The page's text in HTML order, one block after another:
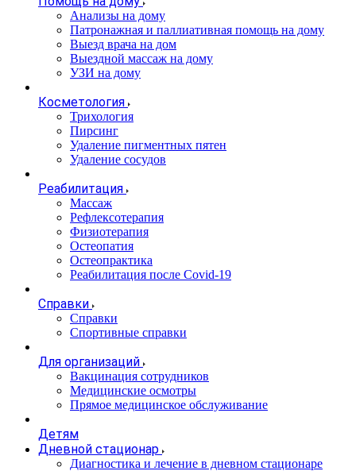
Анализы на дому
Патронажная и паллиативная помощь на дому
Выезд врача на дом
Выездной массаж на дому
УЗИ на дому
Косметология
Трихология
Пирсинг
Удаление пигментных пятен
Удаление сосудов
Реабилитация
Массаж
Рефлексотерапия
Физиотерапия
Остеопатия
Остеопрактика
Реабилитация после Covid-19
Справки
Справки
Спортивные справки
Для организаций
Вакцинация сотрудников
Медицинские осмотры
Прямое медицинское обслуживание
Детям
Дневной стационар
Диагностика и лечение в дневном стационаре